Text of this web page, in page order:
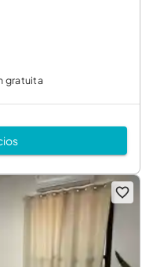
gratuita